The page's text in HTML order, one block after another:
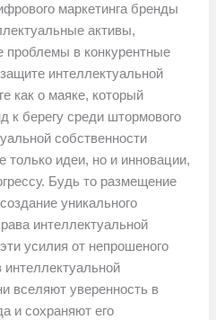
маркетинга бренды
активы,
проблемы в конкурентные
интеллектуальной
как о маяке, который
к берегу среди штормового
собственности
только идеи, но и инновации,
Будь то размещение
уникального
интеллектуальной
усилия от непрошеного
вселяют уверенность в
и сохраняют его